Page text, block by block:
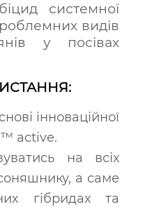
системної
видів
у посівах
інноваційної
active.
на всіх
а саме
гібридах та